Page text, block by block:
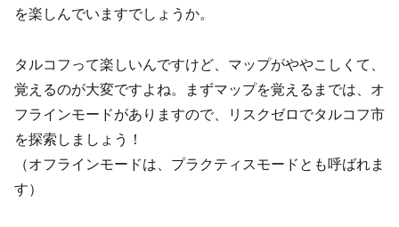
を楽しんでいますでしょうか。
タルコフって楽しいんですけど、マップがややこしくて、
覚えるのが大変ですよね。まずマップを覚えるまでは、オ
フラインモードがありますので、リスクゼロでタルコフ市
を探索しましょう！
（オフラインモードは、プラクティスモードとも呼ばれま
す）